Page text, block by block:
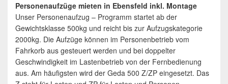
Personenaufzüge mieten in Ebensfeld inkl. Montage
Unser Personenaufzug – Programm startet ab der
Gewichtsklasse 500kg und reicht bis zur Aufzugskategorie
2000kg. Die Aufzüge können im Personenbetrieb vom
Fahrkorb aus gesteuert werden und bei doppelter
Geschwindigkeit im Lastenbetrieb von der Fernbedienung
aus. Am häufigsten wird der Geda 500 Z/ZP eingesetzt. Das